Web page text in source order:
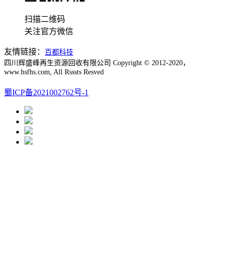
扫描二维码
关注官方微信
友情链接：
百都科技
四川辉盛峰再生资源回收有限公司 Copyright © 2012-2020，
www.hsfhs.com, All Rsssts Resved
蜀ICP备2021002762号-1